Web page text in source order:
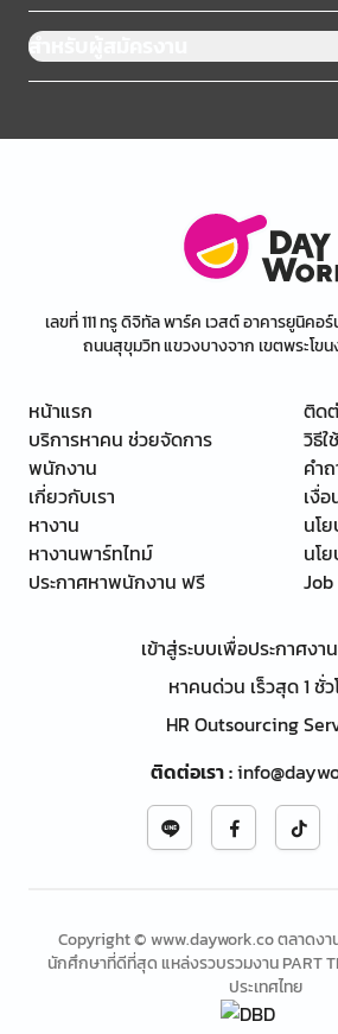
สำหรับผู้สมัครงาน
เลขที่ 111 ทรู ดิจิทัล พาร์ค เวสต์ อาคารยูนิคอ
ถนนสุขุมวิท แขวงบางจาก เขตพระโข
หน้าแรก
บริการหาคน ช่วยจัดการ
พนักงาน
เกี่ยวกับเรา
หางาน
หางานพาร์ทไทม์
ประกาศหาพนักงาน ฟรี
ติด
วิธีใ
คำ
เงื่
นโ
นโ
เข้าสู่ระบบเพื่อประกาศงา
หาคนด่วน เร็วสุด 1 ชั่
HR Outsourcing
ติดต่อเรา:
Copyright © www.daywork.co ตลาดงา
นักศึกษาที่ดีที่สุด แหล่งรวบรวมงาน PART
ประเทศไทย